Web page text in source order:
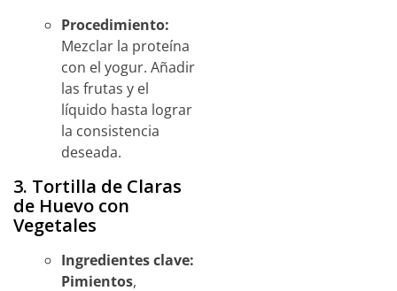
Procedimiento:
Mezclar la proteína
con el yogur. Añadir
las frutas y el
líquido hasta lograr
la consistencia
deseada.
3. Tortilla de Claras
de Huevo con
Vegetales
Ingredientes clave:
Pimientos,